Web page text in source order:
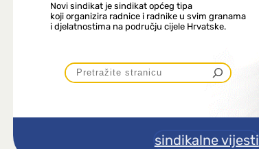
Novi sindikat je sindikat općeg tipa
koji organizira radnice i radnike u svim granama
i djelatnostima na području cijele Hrvatske.
P
r
sindikalne vijesti